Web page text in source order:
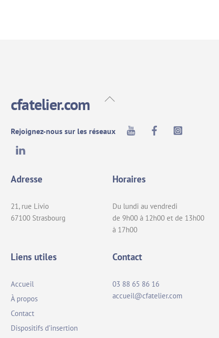
Back
cfatelier.com
Rejoignez-nous sur les réseaux
Youtube Facebook
Adresse
21, rue Livio
67100 Strasbourg
Horaires
Du lundi au vendredi
de 9h00 à 12h00 et de 13h00
à 17h00
Liens utiles
Accueil
À propos
Contact
Dispositifs d’insertion
Contact
03 88 65 86 16
accueil@cfatelier.com